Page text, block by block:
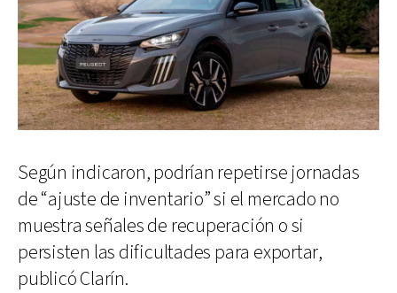
Según indicaron, podrían repetirse jornadas
de “ajuste de inventario” si el mercado no
muestra señales de recuperación o si
persisten las dificultades para exportar,
publicó Clarín.